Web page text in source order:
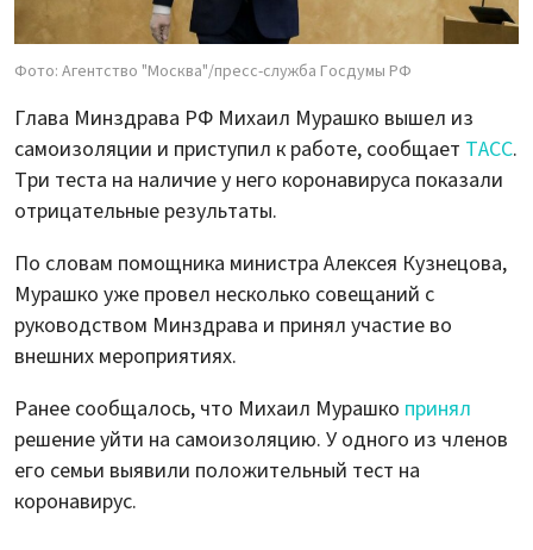
Фото: Агентство "Москва"/пресс-служба Госдумы РФ
Глава Минздрава РФ Михаил Мурашко вышел из
самоизоляции и приступил к работе, сообщает ТАСС.
Три теста на наличие у него коронавируса показали
отрицательные результаты.
По словам помощника министра Алексея Кузнецова,
Мурашко уже провел несколько совещаний с
руководством Минздрава и принял участие во
внешних мероприятиях.
Ранее сообщалось, что Михаил Мурашко принял
решение уйти на самоизоляцию. У одного из членов
его семьи выявили положительный тест на
коронавирус.